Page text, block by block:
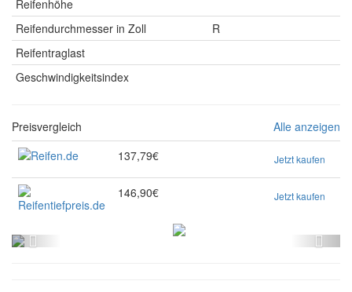
Reifenhöhe
Reifendurchmesser in Zoll
R
Reifentraglast
Geschwindigkeitsindex
Alle anzeigen
Preisvergleich
137,79€
Jetzt kaufen
146,90€ Jetzt kaufen